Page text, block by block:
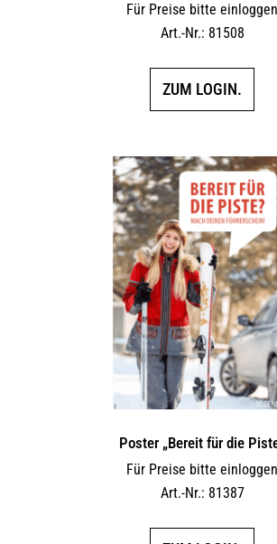
Für Preise bitte einloggen
Art.-Nr.: 81508
ZUM LOGIN.
Poster „Bereit für die
Für Preise bitte einloggen
Art.-Nr.: 81387